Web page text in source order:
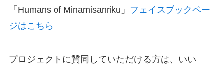
「Humans of Minamisanriku」 フェイスブックペー
ジはこちら
プロジェクトに賛同していただける方は、いい